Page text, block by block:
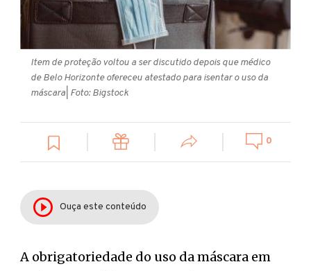
Item de proteção voltou a ser discutido depois que médico
de Belo Horizonte ofereceu atestado para isentar o uso da
máscara | Foto: Bigstock
0
Ouça este conteúdo
A obrigatoriedade do uso da máscara em